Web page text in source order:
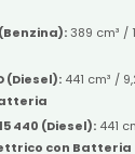
389 cm³ /
(Diesel): 441 cm³ /
440 (Diesel): 441
con Batteria